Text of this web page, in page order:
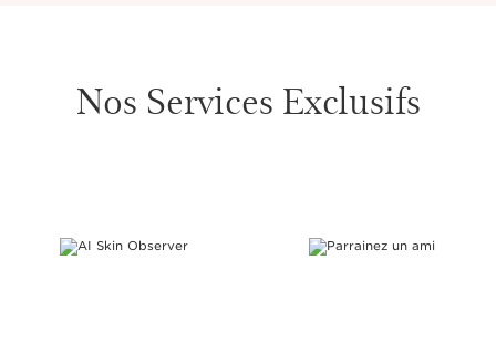
Nos Services Exclusifs